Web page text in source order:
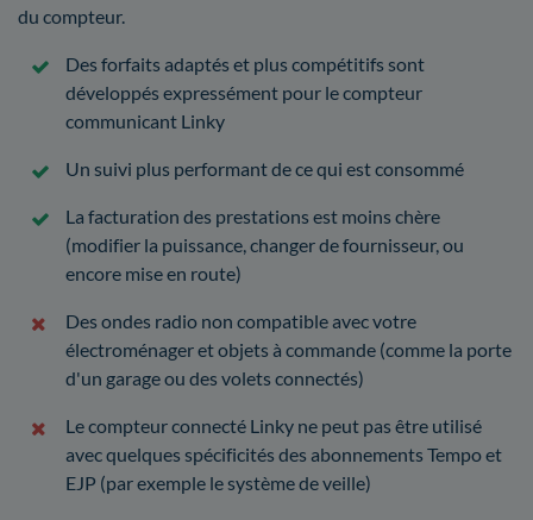
du compteur.
Des forfaits adaptés et plus compétitifs sont
développés expressément pour le compteur
communicant Linky
Un suivi plus performant de ce qui est consommé
La facturation des prestations est moins chère
(modifier la puissance, changer de fournisseur, ou
encore mise en route)
Des ondes radio non compatible avec votre
électroménager et objets à commande (comme la porte
d'un garage ou des volets connectés)
Le compteur connecté Linky ne peut pas être utilisé
avec quelques spécificités des abonnements Tempo et
EJP (par exemple le système de veille)